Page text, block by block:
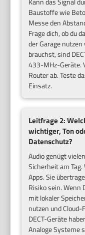
Baustoffe wie
Messe den
Frage dich, ob du
der Garage
brauchst, sind
433-MHz-Geräte.
Router ab. Teste
Einsatz.
Leitfrage 2:
wichtiger, Ton
Datenschutz?
Audio genügt
Sicherheit am
Apps. Sie
Risiko sein. Wenn
mit lokaler
nutzen und
DECT-Geräte
Analoge Systeme